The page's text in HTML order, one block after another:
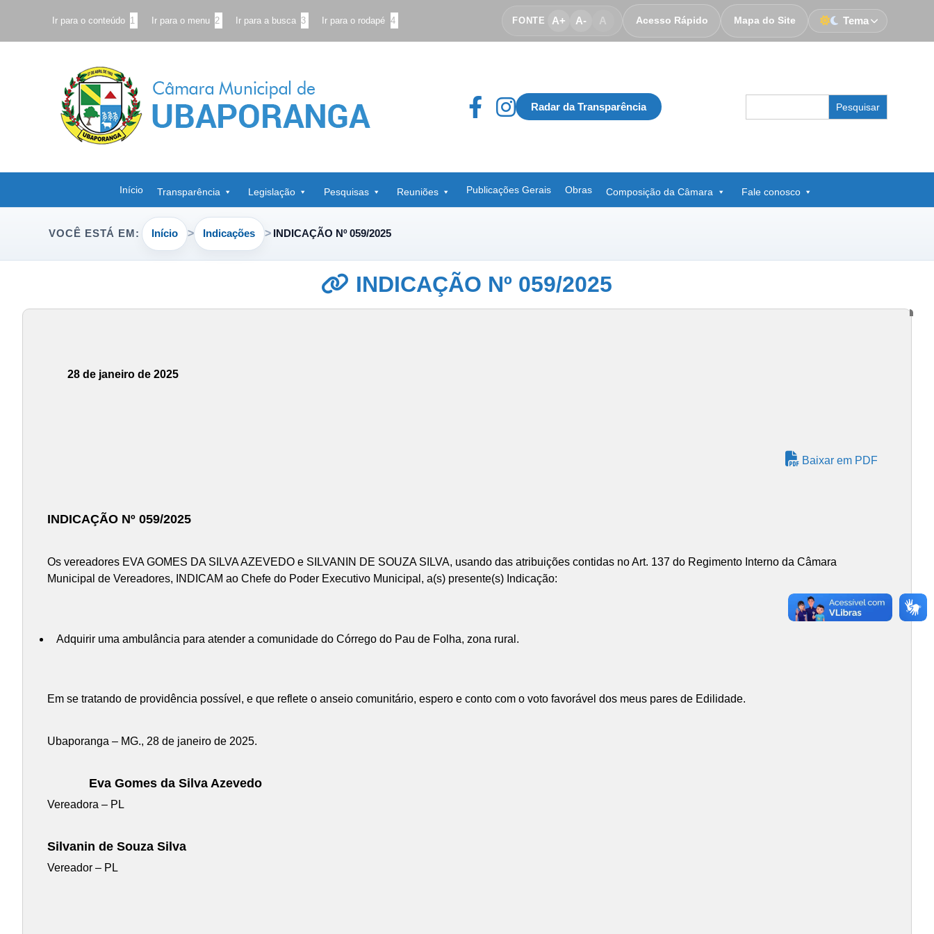
Ir para o conteúdo 1 Ir para o menu 2 Ir para a busca 3 Ir para o rodapé 4 FONTE A+ A- A Acesso Rápido Mapa do Site Tema
Radar da Transparência
for:
Início Transparência Legislação Pesquisas Reuniões Publicações Gerais Obras Composição da Câmara Fale conosco
VOCÊ ESTÁ EM: Início Indicações INDICAÇÃO Nº 059/2025
INDICAÇÃO Nº 059/2025
28 de janeiro de 2025
Baixar em PDF
INDICAÇÃO Nº 059/2025
Os vereadores EVA GOMES DA SILVA AZEVEDO e SILVANIN DE SOUZA SILVA, usando das atribuições contidas no Art. 137 do Regimento Interno da Câmara
Municipal de Vereadores, INDICAM ao Chefe do Poder Executivo Municipal, a(s) presente(s) Indicação:
Adquirir uma ambulância para atender a comunidade do Córrego do Pau de Folha, zona rural.
Em se tratando de providência possível, e que reflete o anseio comunitário, espero e conto com o voto favorável dos meus pares de Edilidade.
Ubaporanga – MG., 28 de janeiro de 2025.
Eva Gomes da Silva Azevedo
Vereadora – PL
Silvanin de Souza Silva
Vereador – PL